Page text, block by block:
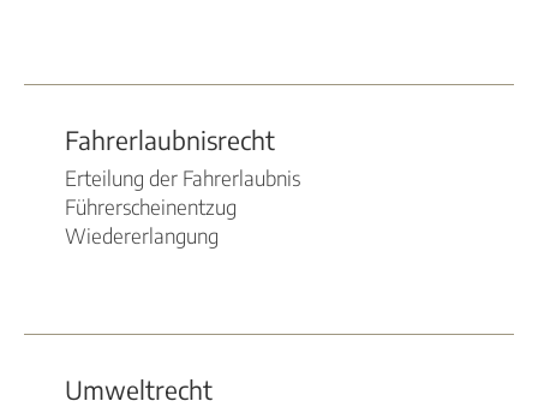
Fahrerlaubnisrecht
Erteilung der Fahrerlaubnis
Führerscheinentzug
Wiedererlangung
Umweltrecht